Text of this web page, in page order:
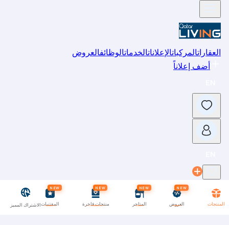
العقاراتالمركباتالإعلاناتالخدماتالوظائفالعروض
أضف إعلاناً
المنتجات
NEW
العروض
NEW
المتاجر
NEW
منتجات فاخرة
NEW
المقتنياتالاشتراك المميز